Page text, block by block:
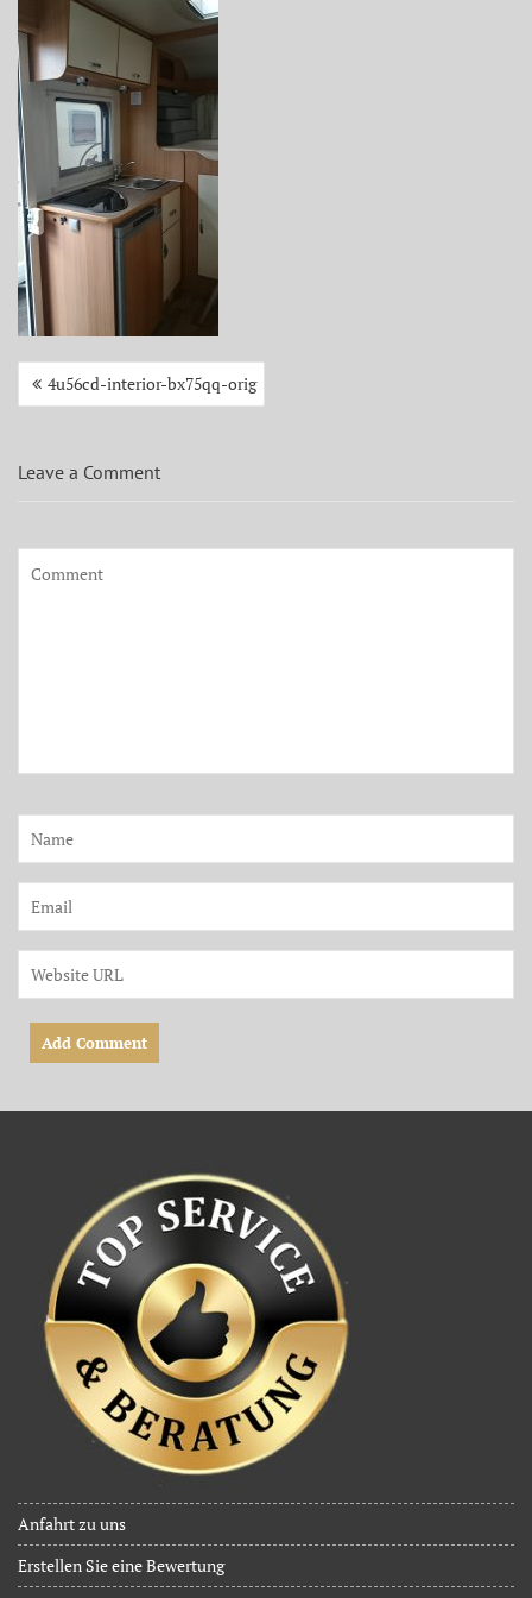
Beitragsnavigation
4u56cd-interior-bx75qq-orig
Leave a Comment
Anfahrt zu uns
Erstellen Sie eine Bewertung